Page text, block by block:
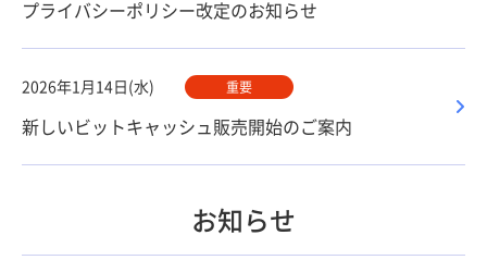
プライバシーポリシー改定のお知らせ
2026年1月14日(水) 重要
新しいビットキャッシュ販売開始のご案内
お知らせ